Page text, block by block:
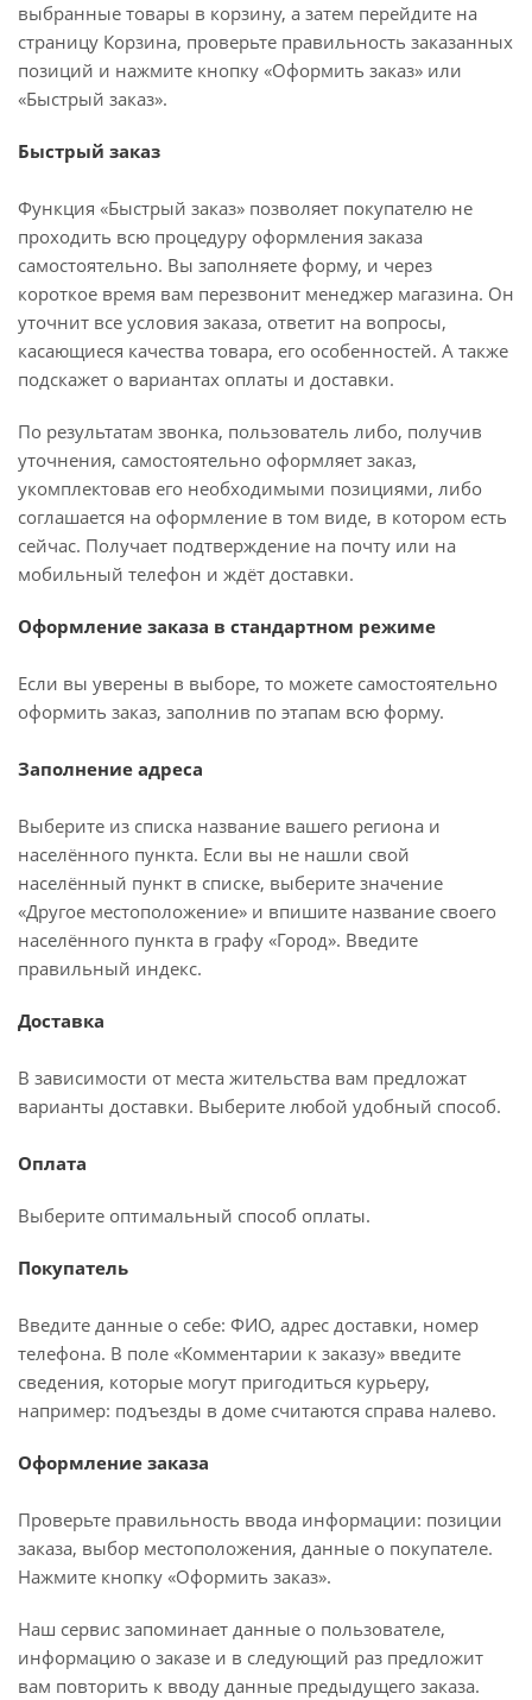
выбранные товары в корзину, а затем перейдите на
страницу Корзина, проверьте правильность заказанных
позиций и нажмите кнопку «Оформить заказ» или
«Быстрый заказ».
Быстрый заказ
Функция «Быстрый заказ» позволяет покупателю не
проходить всю процедуру оформления заказа
самостоятельно. Вы заполняете форму, и через
короткое время вам перезвонит менеджер магазина. Он
уточнит все условия заказа, ответит на вопросы,
касающиеся качества товара, его особенностей. А также
подскажет о вариантах оплаты и доставки.
По результатам звонка, пользователь либо, получив
уточнения, самостоятельно оформляет заказ,
укомплектовав его необходимыми позициями, либо
соглашается на оформление в том виде, в котором есть
сейчас. Получает подтверждение на почту или на
мобильный телефон и ждёт доставки.
Оформление заказа в стандартном режиме
Если вы уверены в выборе, то можете самостоятельно
оформить заказ, заполнив по этапам всю форму.
Заполнение адреса
Выберите из списка название вашего региона и
населённого пункта. Если вы не нашли свой
населённый пункт в списке, выберите значение
«Другое местоположение» и впишите название своего
населённого пункта в графу «Город». Введите
правильный индекс.
Доставка
В зависимости от места жительства вам предложат
варианты доставки. Выберите любой удобный способ.
Оплата
Выберите оптимальный способ оплаты.
Покупатель
Введите данные о себе: ФИО, адрес доставки, номер
телефона. В поле «Комментарии к заказу» введите
сведения, которые могут пригодиться курьеру,
например: подъезды в доме считаются справа налево.
Оформление заказа
Проверьте правильность ввода информации: позиции
заказа, выбор местоположения, данные о покупателе.
Нажмите кнопку «Оформить заказ».
Наш сервис запоминает данные о пользователе,
информацию о заказе и в следующий раз предложит
вам повторить к вводу данные предыдущего заказа.